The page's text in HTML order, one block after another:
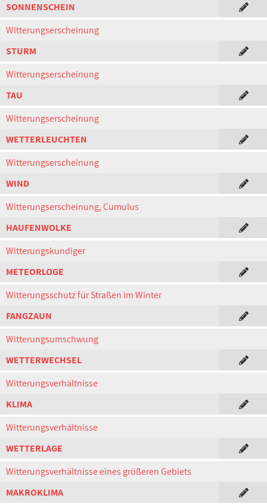
SONNENSCHEIN
Witterungserscheinung
STURM
Witterungserscheinung
TAU
Witterungserscheinung
WETTERLEUCHTEN
Witterungserscheinung
WIND
Witterungserscheinung, Cumulus
HAUFENWOLKE
Witterungskundiger
METEORLOGE
Witterungsschutz für Straßen im Winter
FANGZAUN
Witterungsumschwung
WETTERWECHSEL
Witterungsverhältnisse
KLIMA
Witterungsverhältnisse
WETTERLAGE
Witterungsverhältnisse eines größeren Gebiets
MAKROKLIMA